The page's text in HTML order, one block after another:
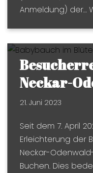
Anmeldung) der…
Neckar-
21. Juni 2023
Seit dem 7. April
Erleichterung der
Neckar-
Buchen. Dies